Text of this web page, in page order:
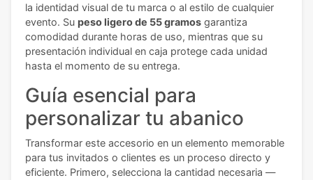
la identidad visual de tu marca o al estilo de cualquier
evento. Su peso ligero de 55 gramos garantiza
comodidad durante horas de uso, mientras que su
presentación individual en caja protege cada unidad
hasta el momento de su entrega.
Guía esencial para
personalizar tu abanico
Transformar este accesorio en un elemento memorable
para tus invitados o clientes es un proceso directo y
eficiente. Primero, selecciona la cantidad necesaria —